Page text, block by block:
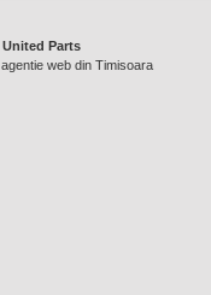
United Parts
agentie web din Timisoara